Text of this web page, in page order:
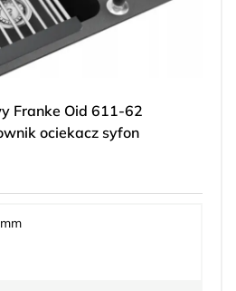
Franke Oid 611-62
ociekacz syfon